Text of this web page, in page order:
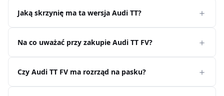
Jaką skrzynię ma ta wersja Audi TT?
Na co uważać przy zakupie Audi TT FV?
Czy Audi TT FV ma rozrząd na pasku?